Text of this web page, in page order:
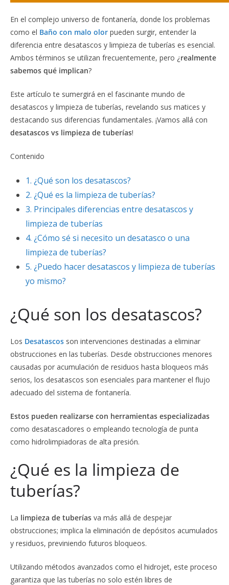
En el complejo universo de fontanería, donde los problemas
como el Baño con malo olor pueden surgir, entender la
diferencia entre desatascos y limpieza de tuberías es esencial.
Ambos términos se utilizan frecuentemente, pero ¿realmente
sabemos qué implican?
Este artículo te sumergirá en el fascinante mundo de
desatascos y limpieza de tuberías, revelando sus matices y
destacando sus diferencias fundamentales. ¡Vamos allá con
desatascos vs limpieza de tuberías!
Contenido
1. ¿Qué son los desatascos?
2. ¿Qué es la limpieza de tuberías?
3. Principales diferencias entre desatascos y
limpieza de tuberías
4. ¿Cómo sé si necesito un desatasco o una
limpieza de tuberías?
5. ¿Puedo hacer desatascos y limpieza de tuberías
yo mismo?
¿Qué son los desatascos?
Los Desatascos son intervenciones destinadas a eliminar
obstrucciones en las tuberías. Desde obstrucciones menores
causadas por acumulación de residuos hasta bloqueos más
serios, los desatascos son esenciales para mantener el flujo
adecuado del sistema de fontanería.
Estos pueden realizarse con herramientas especializadas
como desatascadores o empleando tecnología de punta
como hidrolimpiadoras de alta presión.
¿Qué es la limpieza de
tuberías?
La limpieza de tuberías va más allá de despejar
obstrucciones; implica la eliminación de depósitos acumulados
y residuos, previniendo futuros bloqueos.
Utilizando métodos avanzados como el hidrojet, este proceso
garantiza que las tuberías no solo estén libres de